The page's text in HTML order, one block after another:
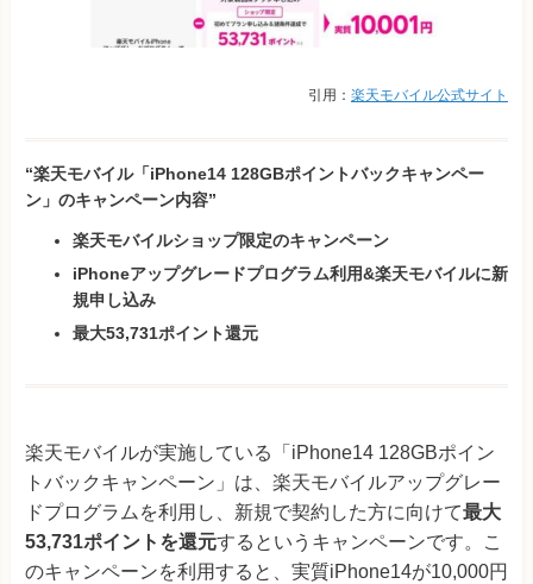
引用： 楽天モバイル公式サイト
“楽天モバイル「iPhone14 128GBポイントバックキャンペー
ン」のキャンペーン内容”
楽天モバイルショップ限定のキャンペーン
iPhoneアップグレードプログラム利用&楽天モバイルに新
規申し込み
最大53,731ポイント還元
楽天モバイルが実施している「iPhone14 128GBポイン
トバックキャンペーン」は、楽天モバイルアップグレー
ドプログラムを利用し、新規で契約した方に向けて最大
53,731ポイントを還元するというキャンペーンです。こ
のキャンペーンを利用すると、実質iPhone14が10,000円